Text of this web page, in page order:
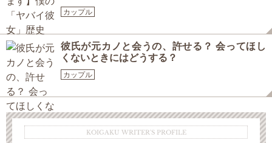
カップル
彼氏が元カノと会うの、許せる？ 会ってほし
くないときにはどうする？
カップル
KOIGAKU WRITER'S PROFILE